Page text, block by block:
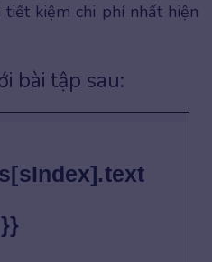
kiệm chi phí nhất hiện
bài tập sau:
}}